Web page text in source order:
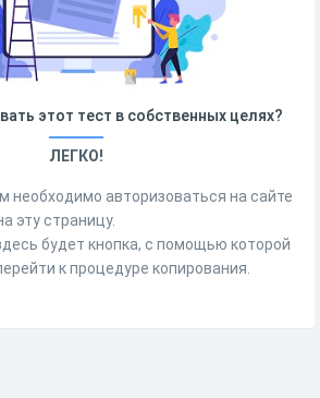
этот тест в собственных целях?
ЛЕГКО!
необходимо авторизоваться на сайте
эту страницу.
будет кнопка, с помощью которой
к процедуре копирования.